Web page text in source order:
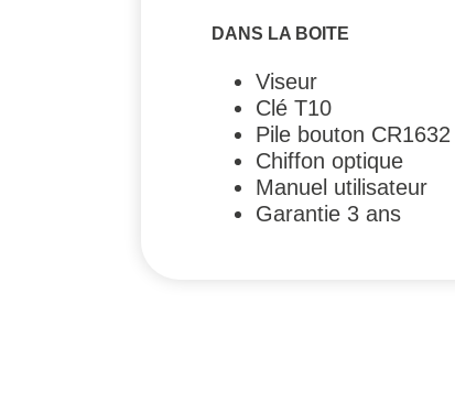
DANS LA BOITE
Viseur
Clé T10
Pile bouton CR1632
Chiffon optique
Manuel utilisateur
Garantie 3 ans